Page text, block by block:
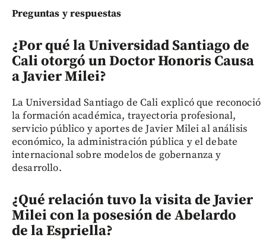
Preguntas y respuestas
¿Por qué la Universidad Santiago de
Cali otorgó un Doctor Honoris Causa
a Javier Milei?
La Universidad Santiago de Cali explicó que reconoció
la formación académica, trayectoria profesional,
servicio público y aportes de Javier Milei al análisis
económico, la administración pública y el debate
internacional sobre modelos de gobernanza y
desarrollo.
¿Qué relación tuvo la visita de Javier
Milei con la posesión de Abelardo
de la Espriella?